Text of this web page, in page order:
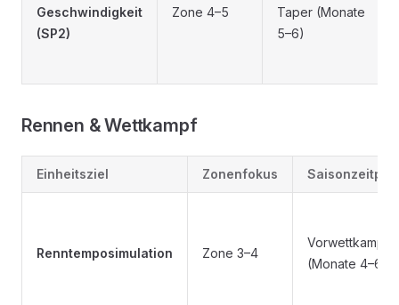
Geschwindigkeit
(SP2)
Zone 4–5
Taper (Monate
5–6)
Rennen & Wettkampf
Einheitsziel Zonenfokus
Renntemposimulation Zone 3–4
Vorwettkampf
(Monate 4–6)